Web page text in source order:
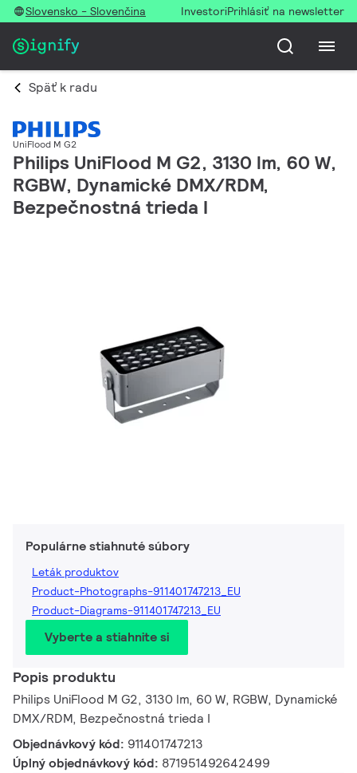
Slovensko - Slovenčina InvestoriPrihlásiť na newsletter
Späť k radu
UniFlood M G2
Philips UniFlood M G2, 3130 lm, 60 W,
RGBW, Dynamické DMX/RDM,
Bezpečnostná trieda I
Populárne stiahnuté súbory
Leták produktov
Product-Photographs-911401747213_EU
Product-Diagrams-911401747213_EU
Vyberte a stiahnite si
Popis produktu
Philips UniFlood M G2, 3130 lm, 60 W, RGBW, Dynamické
DMX/RDM, Bezpečnostná trieda I
Objednávkový kód: 911401747213
Úplný objednávkový kód: 871951492642499